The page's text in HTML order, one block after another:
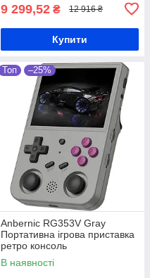
9 299,52 ₴ 12 916 ₴
Купити
Топ –25%
Anbernic RG353V Gray
Портативна ігрова приставка
ретро консоль
В наявності